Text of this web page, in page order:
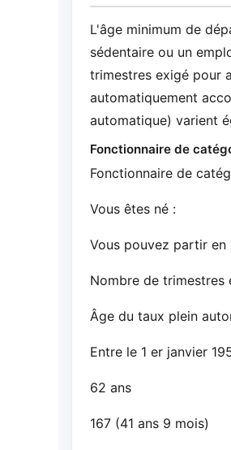
L'âge minimum de
sédentaire ou un
trimestres exigé pour
automatiquement
automatique) varient
Fonctionnaire de
Fonctionnaire de
Vous êtes né :
Vous pouvez partir
Nombre de
Âge du taux plein
Entre le 1 er janvier
62 ans
167 (41 ans 9 mois)